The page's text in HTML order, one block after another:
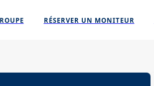
RÉSERVER UN MONITEUR